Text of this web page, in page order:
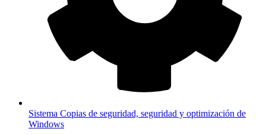
Sistema Copias de seguridad, seguridad y optimización de
Windows